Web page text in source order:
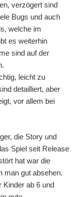
verzögert sind
Bugs und auch
welche im
es weiterhin
sind auf der
leicht zu
detailliert, aber
vor allem bei
die Story und
Spiel seit Release
hat war die
man gut absehen.
Kinder ab 6 und